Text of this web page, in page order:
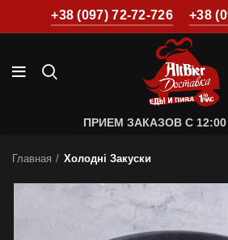
+38 (097) 72-72-726 +38
ПРИЕМ ЗАКАЗОВ С 12:00
Главная Холоднi Закуски